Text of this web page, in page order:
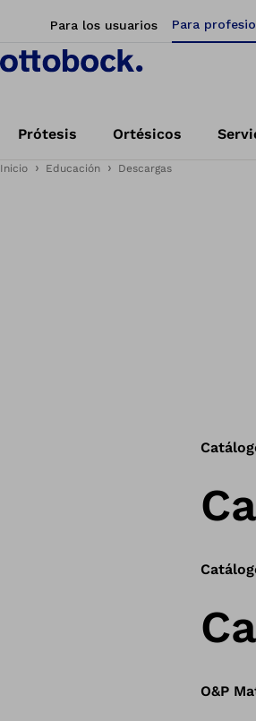
Para los usuarios Para
Prótesis Ortésicos
Inicio Educación Descargas
O&P